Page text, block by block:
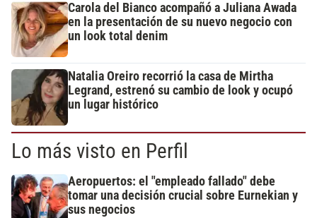
Carola del Bianco acompañó a Juliana Awada
en la presentación de su nuevo negocio con
un look total denim
Natalia Oreiro recorrió la casa de Mirtha
Legrand, estrenó su cambio de look y ocupó
un lugar histórico
Lo más visto en Perfil
Aeropuertos: el "empleado fallado" debe
tomar una decisión crucial sobre Eurnekian y
sus negocios